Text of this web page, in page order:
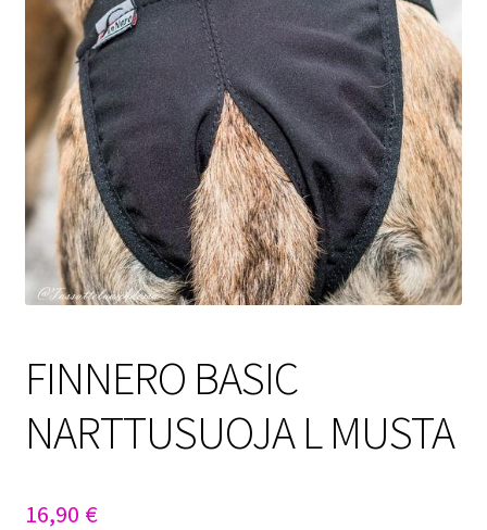
Sulo
Tietosuojaseloste
Toimitusehdot
Uutisia
FINNERO BASIC
NARTTUSUOJA L MUSTA
16,90 €